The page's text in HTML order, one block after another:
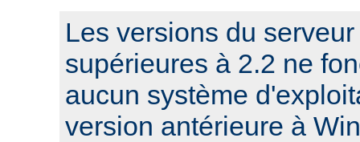
Les versions du
supérieures à 2.2 ne
aucun système
version antérieure à